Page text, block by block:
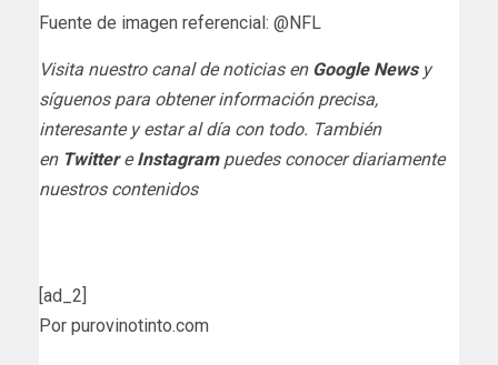
Fuente de imagen referencial: @NFL
Visita nuestro canal de noticias en Google Newsy
síguenos para obtener información precisa,
interesante y estar al día con todo. También
en TwittereInstagrampuedes conocer diariamente
nuestros contenidos
[ad_2]
Por purovinotinto.com